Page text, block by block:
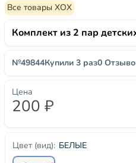
Все товары ХОХ
Комплект из 2 пар
№49844Купили 3 раз0
Цвет (вид): БЕЛЫЕ
Цена
200 ₽